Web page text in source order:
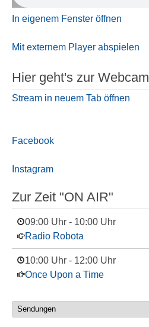
In eigenem Fenster öffnen
Mit externem Player abspielen
Hier geht's zur Webcam
Stream in neuem Tab öffnen
Facebook
Instagram
Zur Zeit "ON AIR"
09:00 Uhr - 10:00 Uhr
Radio Robota
10:00 Uhr - 12:00 Uhr
Once Upon a Time